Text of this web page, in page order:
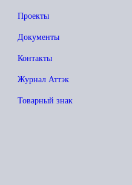
Проекты
Документы
Контакты
Журнал Аттэк
Товарный знак